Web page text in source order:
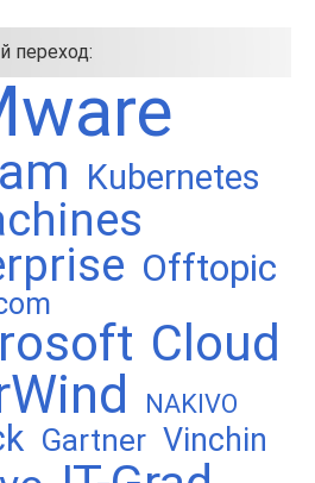
переход:
Kubernetes
Offtopic
Cloud
NAKIVO
Gartner Vinchin